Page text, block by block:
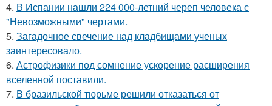
4. В Испании нашли 224 000-летний череп человека с
"Невозможными" чертами.
5. Загадочное свечение над кладбищами ученых
заинтересовало.
6. Астрофизики под сомнение ускорение расширения
вселенной поставили.
7. В бразильской тюрьме решили отказаться от